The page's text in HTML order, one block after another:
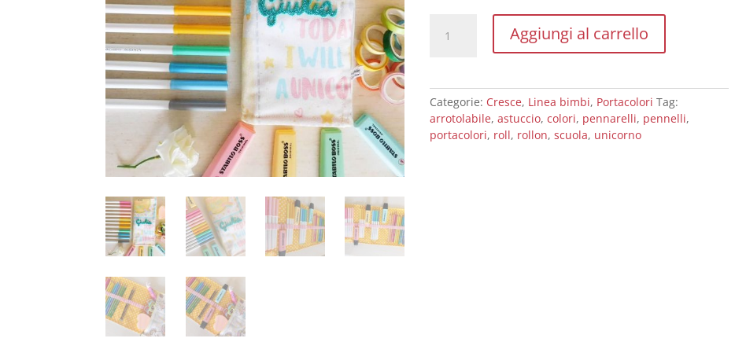
arrotolabile
Aggiungi al carrello
Categorie: Cresce, Linea bimbi, Portacolori Tag:
arrotolabile,astuccio,colori, pennarelli, pennelli,
portacolori, roll, rollon,scuola, unicorno